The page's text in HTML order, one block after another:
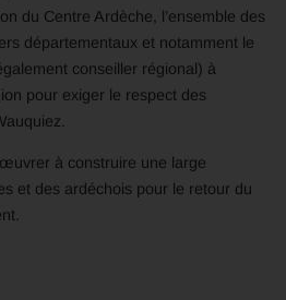
du Centre Ardèche, l’ensemble des
départementaux et notamment le
conseiller régional) à
pour exiger le respect des
à construire une large
et des ardéchois pour le retour du